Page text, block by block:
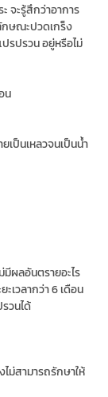
จะรู้สึกว่าอาการ
ษณะปวดเกร็ง
รปรวน อยู่หรือไม่
น
เป็นเหลวจนเป็นน้ำ
มีผลอันตรายอะไร
เวลากว่า 6 เดือน
วนได้
ม่สามารถรักษาให้